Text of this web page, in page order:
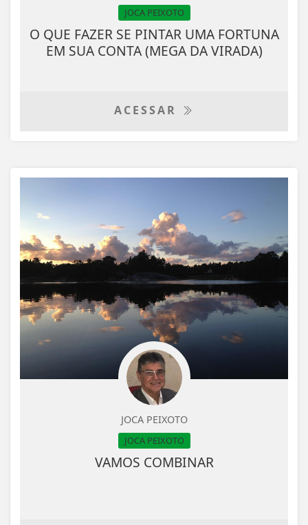
JOCA PEIXOTO
O QUE FAZER SE PINTAR UMA FORTUNA
EM SUA CONTA (MEGA DA VIRADA)
ACESSAR
JOCA PEIXOTO
JOCA PEIXOTO
VAMOS COMBINAR